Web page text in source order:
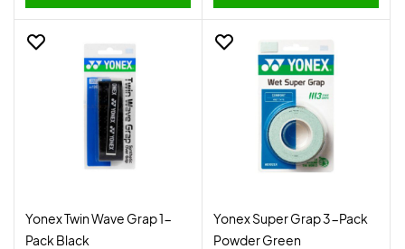
Yonex Twin Wave Grap 1-
Pack Black
Yonex Super Grap 3-Pack
Powder Green